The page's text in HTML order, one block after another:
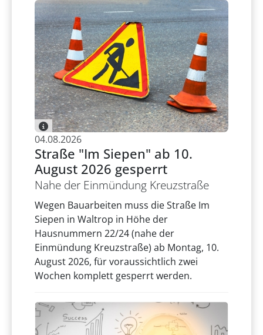
04.08.2026
Straße "Im Siepen" ab 10.
August 2026 gesperrt
Nahe der Einmündung Kreuzstraße
Wegen Bauarbeiten muss die Straße Im
Siepen in Waltrop in Höhe der
Hausnummern 22/24 (nahe der
Einmündung Kreuzstraße) ab Montag, 10.
August 2026, für voraussichtlich zwei
Wochen komplett gesperrt werden.